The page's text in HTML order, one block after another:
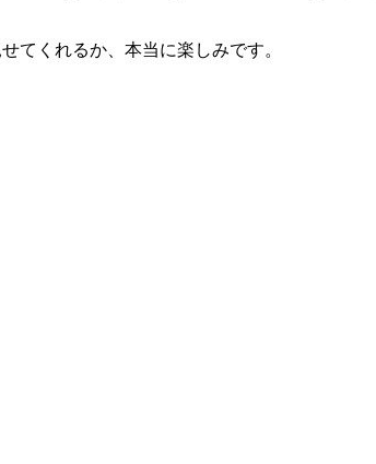
てくれるか、本当に楽しみです。